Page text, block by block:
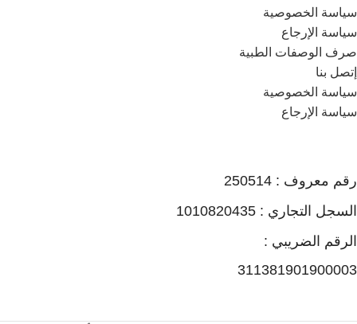
سياسة الخصوصية
سياسة الإرجاع
صرف الوصفات الطبية
إتصل بنا
سياسة الخصوصية
سياسة الإرجاع
رقم معروف : 250514
السجل التجاري : 1010820435
الرقم الضريبي :
311381901900003